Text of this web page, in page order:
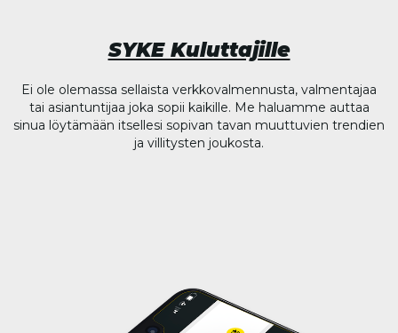
SYKE Kuluttajille
Ei ole olemassa sellaista verkkovalmennusta, valmentajaa
tai asiantuntijaa joka sopii kaikille. Me haluamme auttaa
sinua löytämään itsellesi sopivan tavan muuttuvien trendien
ja villitysten joukosta.